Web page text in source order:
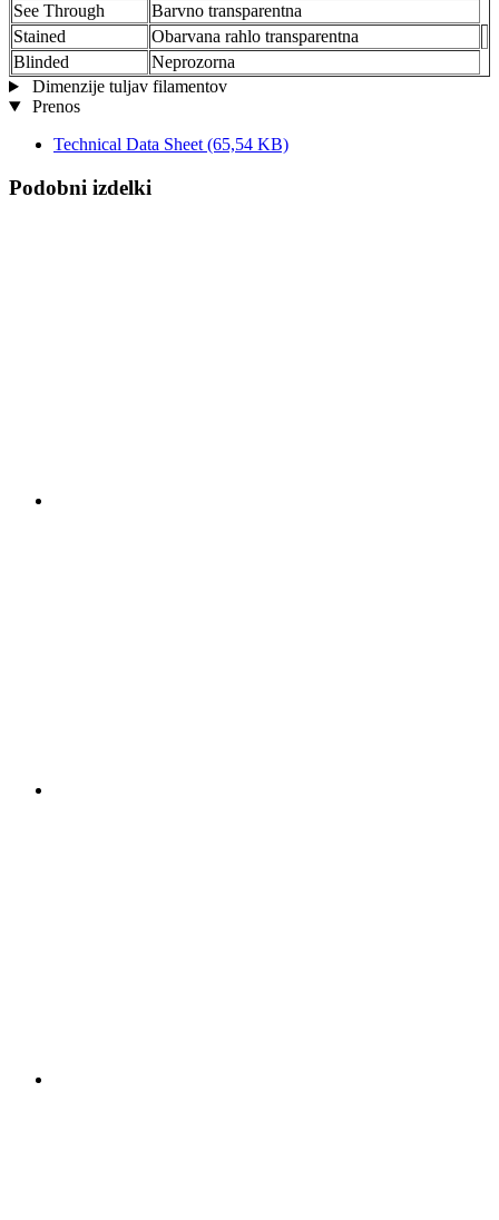
See Through
Barvno transparentna
Stained
Obarvana rahlo transparentna
Blinded
Neprozorna
Dimenzije tuljav filamentov
Prenos
Technical Data Sheet (65,54 KB)
Podobni izdelki